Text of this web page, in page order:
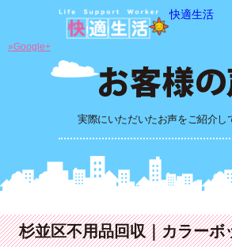
快適生活
実際にいただいたお声をご紹介し
»Google+
杉並区不用品回収｜カラーボ